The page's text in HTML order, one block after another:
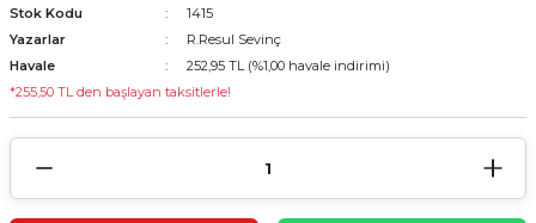
Stok Kodu
1415
Yazarlar
R.Resul Sevinç
Havale
252,95 TL (%1,00 havale indirimi)
*255,50 TL den başlayan taksitlerle!